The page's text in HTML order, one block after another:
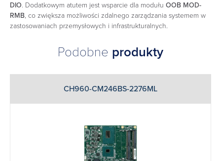
DIO. Dodatkowym atutem jest wsparcie dla modułu OOB MOD-
RMB, co zwiększa możliwości zdalnego zarządzania systemem w
zastosowaniach przemysłowych i infrastrukturalnych.
Podobne produkty
CH960-CM246BS-2276ML